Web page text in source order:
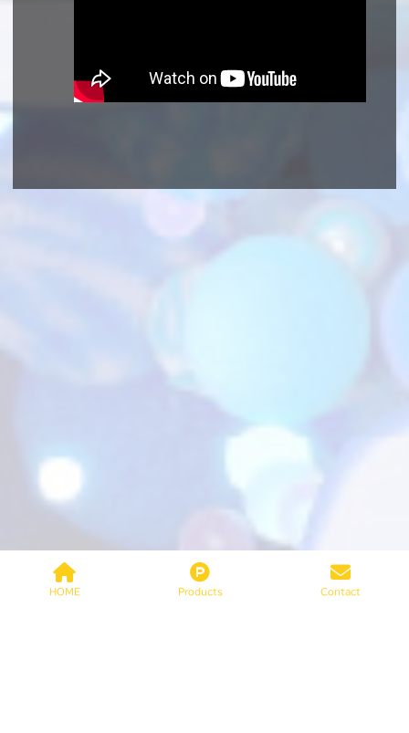
HOME Products Contact